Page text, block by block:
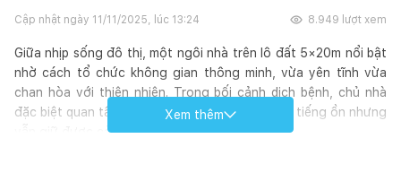
Cập nhật ngày 11/11/2025, lúc 13:24 8.949 lượt xem
Giữa nhịp sống đô thị, một ngôi nhà trên lô đất 5×20m nổi bật
nhờ cách tổ chức không gian thông minh, vừa yên tĩnh vừa
chan hòa với thiên nhiên. Trong bối cảnh dịch bệnh, chủ nhà
đặc biệt quan tâm đến việc giảm thiểu khói bụi, tiếng ồn nhưng
vẫn giữ được cảm giác rộng rãi, thoáng đãng.
Xem thêm